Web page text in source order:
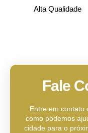
Alta Qualidade
Fale
Entre em contato
como podemos
cidade para o